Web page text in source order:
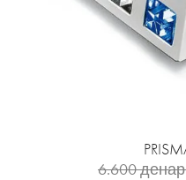
6.600